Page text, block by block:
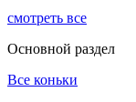
смотреть все
Основной раздел
Все коньки